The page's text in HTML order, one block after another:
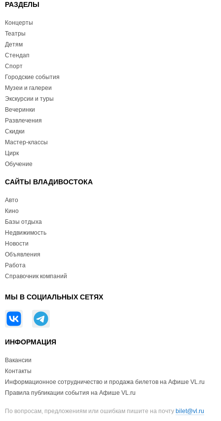
РАЗДЕЛЫ
Концерты
Театры
Детям
Стендап
Спорт
Городские события
Музеи и галереи
Экскурсии и туры
Вечеринки
Развлечения
Скидки
Мастер-классы
Цирк
Обучение
САЙТЫ ВЛАДИВОСТОКА
Авто
Кино
Базы отдыха
Недвижимость
Новости
Объявления
Работа
Справочник компаний
МЫ В СОЦИАЛЬНЫХ СЕТЯХ
ИНФОРМАЦИЯ
Вакансии
Контакты
Информационное сотрудничество и продажа билетов на Афише VL.ru
Правила публикации события на Афише VL.ru
По вопросам, предложениям или ошибкам пишите на почту bilet@vl.ru